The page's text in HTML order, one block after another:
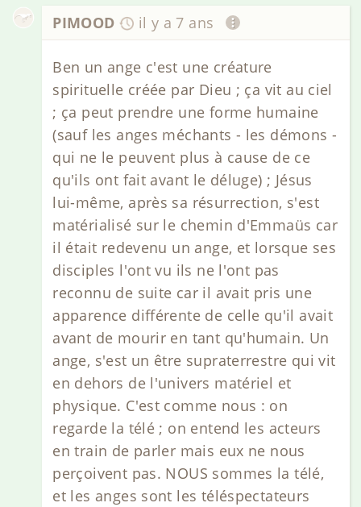
PIMOOD il y a 7 ans
Ben un ange c'est une créature
spirituelle créée par Dieu ; ça vit au ciel
; ça peut prendre une forme humaine
(sauf les anges méchants - les démons -
qui ne le peuvent plus à cause de ce
qu'ils ont fait avant le déluge) ; Jésus
lui-même, après sa résurrection, s'est
matérialisé sur le chemin d'Emmaüs car
il était redevenu un ange, et lorsque ses
disciples l'ont vu ils ne l'ont pas
reconnu de suite car il avait pris une
apparence différente de celle qu'il avait
avant de mourir en tant qu'humain. Un
ange, s'est un être supraterrestre qui vit
en dehors de l'univers matériel et
physique. C'est comme nous : on
regarde la télé ; on entend les acteurs
en train de parler mais eux ne nous
perçoivent pas. NOUS sommes la télé,
et les anges sont les téléspectateurs